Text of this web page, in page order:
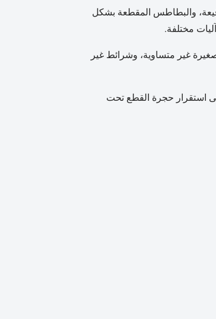
والبطاطس المقطعة بشكل
مختلفة.
غير متساوية، وشرائط غير
استقرار حجرة القطع تحت